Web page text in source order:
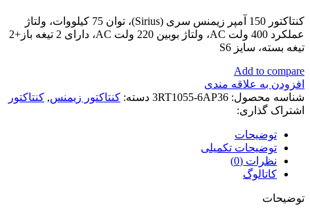
کنتاکتور 150 آمپر زیمنس سری (Sirius)، توان 75 کیلووات، ولتاژ
عملکرد 400 ولت AC، ولتاژ بوبین 220 ولت AC، دارای 2 تیغه باز+2
تیغه بسته، سایز S6
Add to compare
افزودن به علاقه مندی
شناسه محصول: 3RT1055-6AP36 دسته: کنتاکتور زیمنس, کنتاکتور
اشتراک گذاری:
توضیحات
توضیحات تکمیلی
نظرات (0)
کاتالوگ
توضیحات